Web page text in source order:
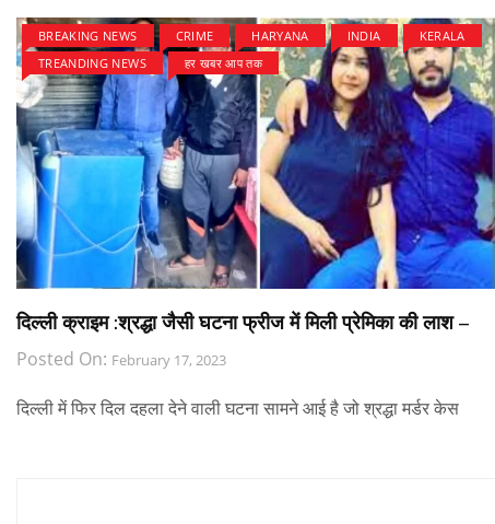
BREAKING NEWS CRIME HARYANA INDIA
KERALA
TREANDING NEWS
हर खबर आप तक
दिल्ली क्राइम :श्रद्धा जैसी घटना फ्रीज में मिली प्रेमिका की लाश –
Posted On: February 17, 2023
दिल्ली में फिर दिल दहला देने वाली घटना सामने आई है जो श्रद्धा मर्डर केस